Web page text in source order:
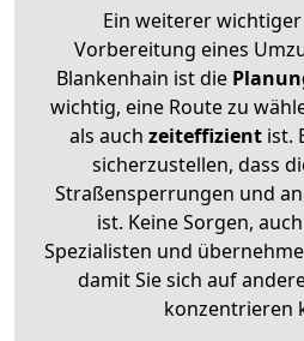
Ein weiterer
Vorbereitung eines
Blankenhain ist die
wichtig, eine Route zu
als auch zeiteffizientist.
sicherzustellen, dass
Straßensperrungen und
ist. Keine Sorgen,
Spezialisten und
damit Sie sich auf
konzentrieren